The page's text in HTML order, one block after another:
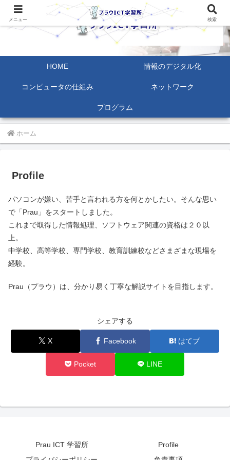
HOME 情報のデジタル化
コンピュータの仕組み ネットワーク
プログラム
ホーム
Profile
パソコンが嫌い、苦手と言われる方を何とかしたい。そんな思い
で「Prau」をスタートしました。
これまで取得した情報処理、ソフトウェア関連の資格は２０以
上。
中学校、高等学校、専門学校、教育訓練校などさまざまな現場を
経験。
Prau（プラウ）は、分かり易く丁寧な解説サイトを目指します。
シェアする
X Facebook はてブ
Pocket LINE
Prau ICT 学習所
Profile
メニュー 検索